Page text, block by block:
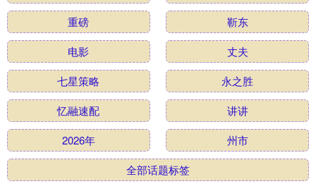
重磅
靳东
电影
丈夫
七星策略
永之胜
忆融速配
讲讲
2026年
州市
全部话题标签